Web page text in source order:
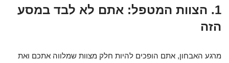
1. הצוות המטפל: אתם לא לבד במסע
הזה
מרגע האבחון, אתם הופכים להיות חלק מצוות שמלווה אתכם ואת